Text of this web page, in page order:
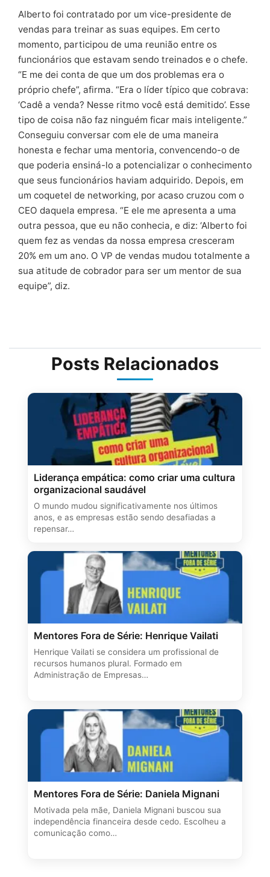
Alberto foi contratado por um vice-presidente de
vendas para treinar as suas equipes. Em certo
momento, participou de uma reunião entre os
funcionários que estavam sendo treinados e o chefe.
“E me dei conta de que um dos problemas era o
próprio chefe”, afirma. “Era o líder típico que cobrava:
‘Cadê a venda? Nesse ritmo você está demitido’. Esse
tipo de coisa não faz ninguém ficar mais inteligente.”
Conseguiu conversar com ele de uma maneira
honesta e fechar uma mentoria, convencendo-o de
que poderia ensiná-lo a potencializar o conhecimento
que seus funcionários haviam adquirido. Depois, em
um coquetel de networking, por acaso cruzou com o
CEO daquela empresa. “E ele me apresenta a uma
outra pessoa, que eu não conhecia, e diz: ‘Alberto foi
quem fez as vendas da nossa empresa cresceram
20% em um ano. O VP de vendas mudou totalmente a
sua atitude de cobrador para ser um mentor de sua
equipe”, diz.
Posts Relacionados
Liderança empática: como criar uma cultura
organizacional saudável
O mundo mudou significativamente nos últimos
anos, e as empresas estão sendo desafiadas a
repensar…
Mentores Fora de Série: Henrique Vailati
Henrique Vailati se considera um profissional de
recursos humanos plural. Formado em
Administração de Empresas…
Mentores Fora de Série: Daniela Mignani
Motivada pela mãe, Daniela Mignani buscou sua
independência financeira desde cedo. Escolheu a
comunicação como…